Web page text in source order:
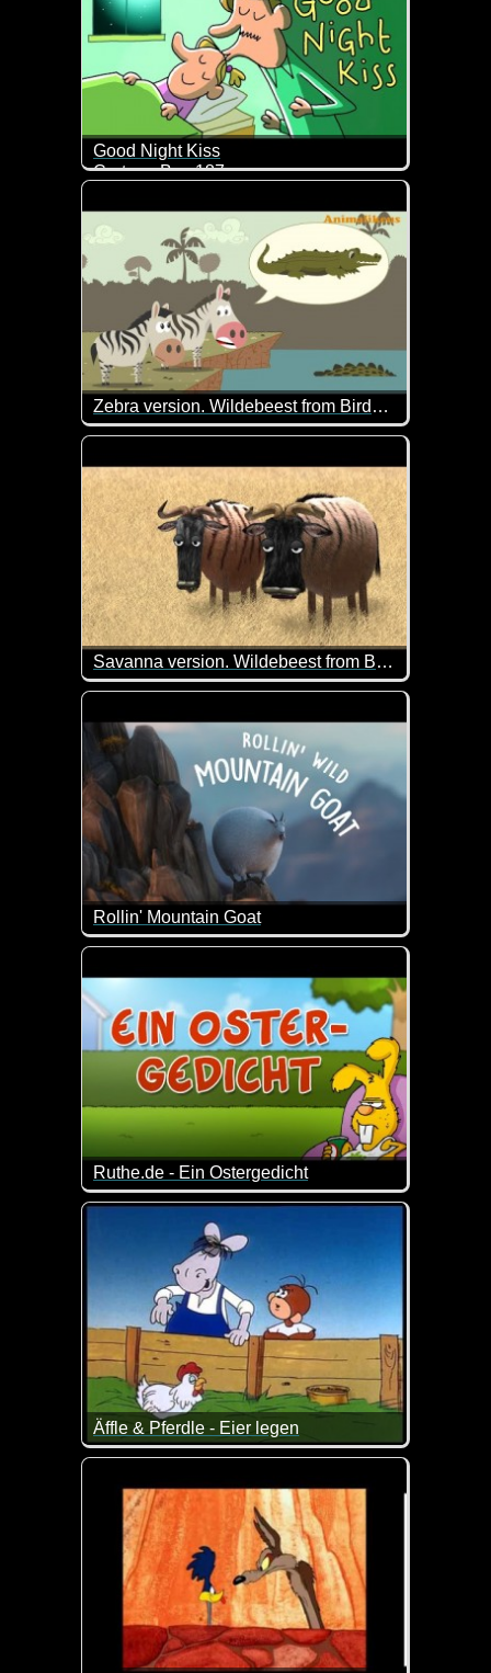
Good Night Kiss
Cartoon Box 187
Zebra version. Wildebeest from Birdbox Studio. Fake news
Dieses Video kennen wir schon mit anderen
Savanna version. Wildebeest from Birdbox Studio
Ein ähnliches Video gab es früher schon mal.
Rollin' Mountain Goat
Die dicken Tiere kennen wir ja bereits aus
Ruthe.de - Ein Ostergedicht
Egal wie du den Osterhase findest, er hat
Äffle & Pferdle - Eier legen
Das Pferdle ist schon besonders schlau ;-)